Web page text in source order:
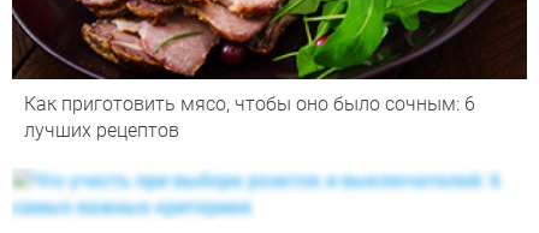
Как приготовить мясо, чтобы оно было сочным: 6
лучших рецептов